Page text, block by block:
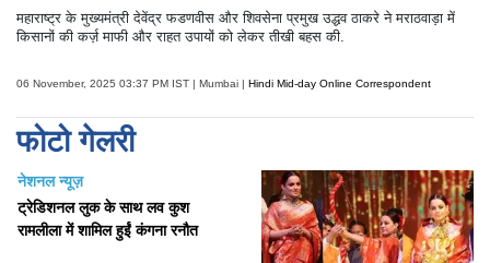
महाराष्ट्र के मुख्यमंत्री देवेंद्र फडणवीस और शिवसेना प्रमुख उद्धव ठाकरे ने मराठवाड़ा में
किसानों की कर्ज़ माफी और राहत उपायों को लेकर तीखी बहस की.
06 November, 2025 03:37 PM IST | Mumbai | Hindi Mid-day Online Correspondent
फोटो गेलरी
नेशनल न्यूज़
ट्रेडिशनल लुक के साथ लव कुश
रामलीला में शामिल हुईं कंगना रनौत